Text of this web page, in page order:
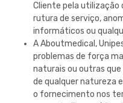
Cliente pela utilização
rutura de serviço,
informáticos ou
AAboutmedical,
problemas de força
naturais ou outras
de qualquer natureza
o fornecimento nos